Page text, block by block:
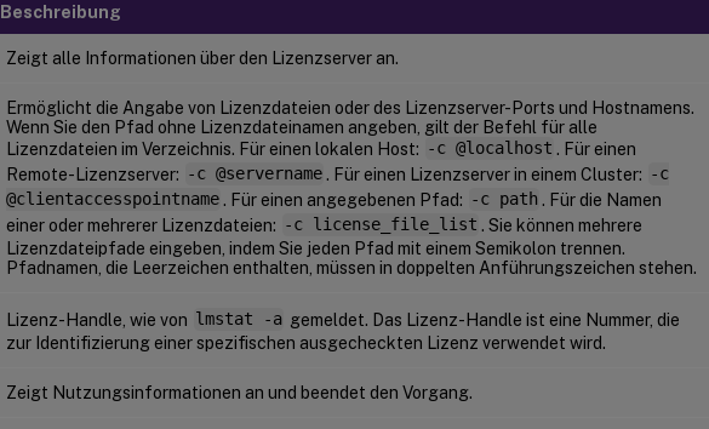
Beschreibung
Zeigt alle Informationen über den Lizenzserver an.
Ermöglicht die Angabe von Lizenzdateien oder des Lizenzserver-Ports und Hostnamens.
Wenn Sie den Pfad ohne Lizenzdateinamen angeben, gilt der Befehl für alle
Lizenzdateien im Verzeichnis. Für einen lokalen Host: -c @localhost . Für einen
Remote-Lizenzserver: -c @servername. Für einen Lizenzserver in einem Cluster: -c
@clientaccesspointname. Für einen angegebenen Pfad: -c path . Für die Namen
einer oder mehrerer Lizenzdateien: -c license_file_list . Sie können mehrere
Lizenzdateipfade eingeben, indem Sie jeden Pfad mit einem Semikolon trennen.
Pfadnamen, die Leerzeichen enthalten, müssen in doppelten Anführungszeichen stehen.
Lizenz-Handle, wie von lmstat -a gemeldet. Das Lizenz-Handle ist eine Nummer, die
zur Identifizierung einer spezifischen ausgecheckten Lizenz verwendet wird.
Zeigt Nutzungsinformationen an und beendet den Vorgang.